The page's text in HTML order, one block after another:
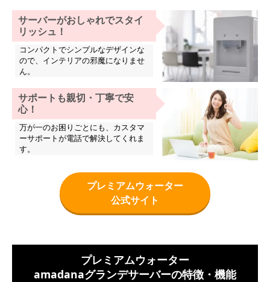
サーバーがおしゃれでスタイ
リッシュ！
コンパクトでシンプルなデザインな
ので、インテリアの邪魔になりませ
ん。
サポートも親切・丁寧で安
心！
万が一のお困りごとにも、カスタマ
ーサポートが電話で解決してくれま
す。
プレミアムウォーター
公式サイト
プレミアムウォーター
amadanaグランデサーバーの特徴・機能